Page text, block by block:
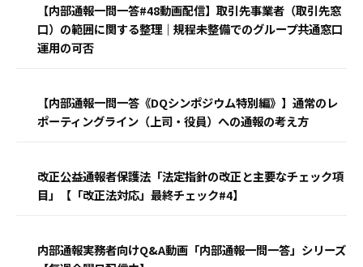
【内部通報一問一答#48動画配信】取引先事業者（取引先窓
口）の範囲に関する整理｜規程未整備でのグループ共通窓口
運用の可否
【内部通報一問一答《DQシンポジウム特別編》】通常のレ
ポーティングライン（上司・役員）への通報の考え方
改正公益通報者保護法「法定指針の改正と主要なチェック項
目」【「改正法対応」最終チェック#4】
内部通報実務者向けQ&A動画「内部通報一問一答」シリーズ